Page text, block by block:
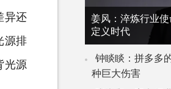
异还
源排
光源
姜风：淬炼行业使
定义时代
钟睒睒：拼多多
种巨大伤害